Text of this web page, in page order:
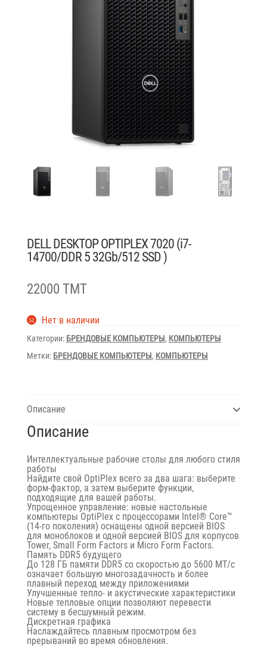
DELL DESKTOP OPTIPLEX 7020 (i7-
14700/DDR 5 32Gb/512 SSD )
22000 TMT
Нет в наличии
Категории: БРЕНДОВЫЕ КОМПЬЮТЕРЫ, КОМПЬЮТЕРЫ
Метки: БРЕНДОВЫЕ КОМПЬЮТЕРЫ, КОМПЬЮТЕРЫ
Описание
Описание
Интеллектуальные рабочие столы для любого стиля
работы
Найдите свой OptiPlex всего за два шага: выберите
форм-фактор, а затем выберите функции,
подходящие для вашей работы.
Упрощенное управление: новые настольные
компьютеры OptiPlex с процессорами Intel® Core™
(14-го поколения) оснащены одной версией BIOS
для моноблоков и одной версией BIOS для корпусов
Tower, Small Form Factors и Micro Form Factors.
Память DDR5 будущего
До 128 ГБ памяти DDR5 со скоростью до 5600 МТ/с
означает большую многозадачность и более
плавный переход между приложениями
Улучшенные тепло- и акустические характеристики
Новые тепловые опции позволяют перевести
систему в бесшумный режим.
Дискретная графика
Наслаждайтесь плавным просмотром без
прерываний во время обновления.